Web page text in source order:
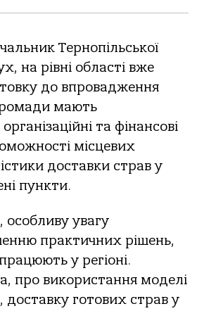
Тернопільської
на рівні області вже
до впровадження
мають
та фінансові
місцевих
доставки страв у
пункти.
особливу увагу
практичних рішень,
у регіоні.
про використання моделі
готових страв у